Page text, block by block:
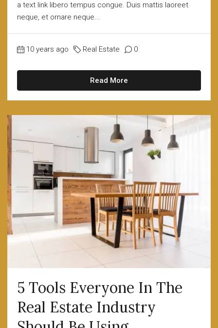
a text link libero tempus congue. Duis mattis laoreet
neque, et ornare neque...
10 years ago Real Estate 0
Read More
5 Tools Everyone In The
Real Estate Industry